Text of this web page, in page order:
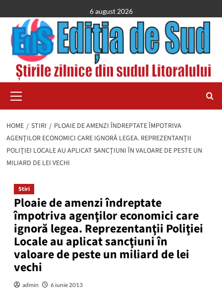
to
content
6 august 2026
Menu
HOME STIRI
PLOAIE DE AMENZI ÎNDREPTATE ÎMPOTRIVA
AGENŢILOR ECONOMICI CARE IGNORĂ LEGEA. REPREZENTANŢII
POLIŢIEI LOCALE AU APLICAT SANCŢIUNI ÎN VALOARE DE PESTE UN
MILIARD DE LEI VECHI
Stiri
Ploaie de amenzi îndreptate
împotriva agenţilor economici care
ignoră legea. Reprezentanţii Poliţiei
Locale au aplicat sancţiuni în
valoare de peste un miliard de lei
vechi
admin 6 iunie 2013